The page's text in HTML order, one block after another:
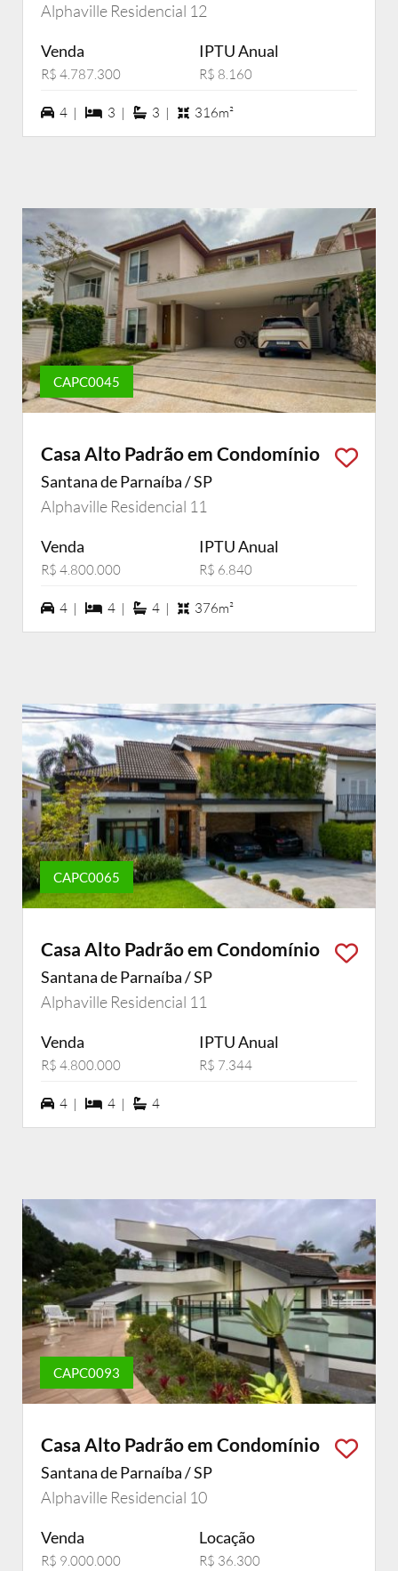
Alphaville Residencial 12
Venda
R$ 4.787.300
IPTU Anual
R$ 8.160
4 vagas na garagem
4 | 3 dormiórios
3 | 3 suítes
3 | 316m²
CAPC0045
Casa Alto Padrão em Condomínio
Santana de Parnaíba / SP
Alphaville Residencial 11
Venda
R$ 4.800.000
IPTU Anual
R$ 6.840
4 vagas na garagem
4 | 4 dormiórios
4 | 4 suítes
4 | 376m²
CAPC0065
Casa Alto Padrão em Condomínio
Santana de Parnaíba / SP
Alphaville Residencial 11
Venda
R$ 4.800.000
IPTU Anual
R$ 7.344
4 vagas na garagem
4 | 4 dormiórios
4 | 4 suítes
4
CAPC0093
Casa Alto Padrão em Condomínio
Santana de Parnaíba / SP
Alphaville Residencial 10
Venda
R$ 9.000.000
Locação
R$ 36.300